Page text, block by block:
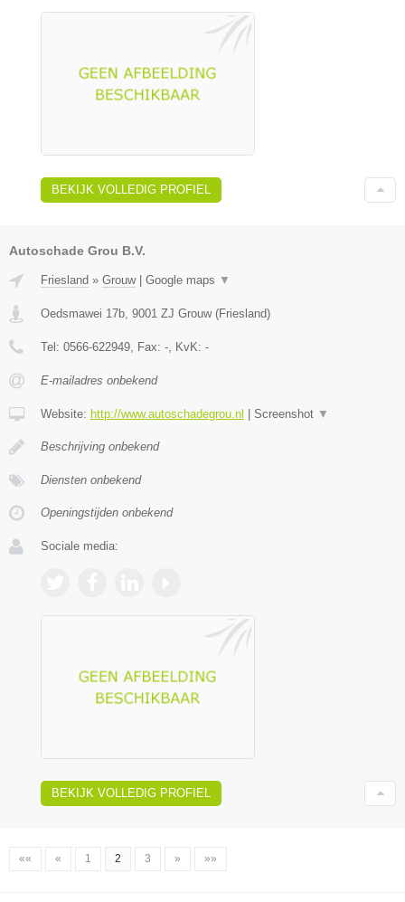
BEKIJK VOLLEDIG PROFIEL
Autoschade Grou B.V.
Friesland » Grouw| Google maps ▼
Oedsmawei 17b 9001 ZJ Grouw(Friesland)
Tel: 0566-622949 , Fax: - , KvK: -
E-mailadres onbekend
Website: http://www.autoschadegrou.nl Screenshot ▼
Beschrijving onbekend
Diensten onbekend
Openingstijden onbekend
Sociale media:
BEKIJK VOLLEDIG PROFIEL
«« « 1 2 3 » »»